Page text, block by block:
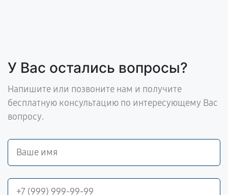
У Вас остались вопросы?
Напишите или позвоните нам и получите
бесплатную консультацию по интересующему Вас
вопросу.